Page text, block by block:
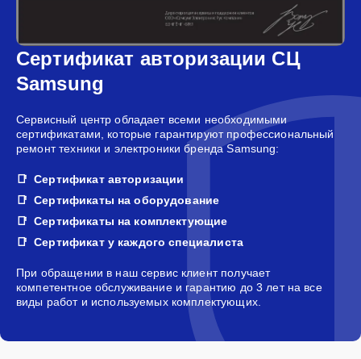
Сертификат авторизации СЦ
Samsung
Сервисный центр обладает всеми необходимыми
сертификатами, которые гарантируют профессиональный
ремонт техники и электроники бренда Samsung:
Сертификат авторизации
Сертификаты на оборудование
Сертификаты на комплектующие
Сертификат у каждого специалиста
При обращении в наш сервис клиент получает
компетентное обслуживание и гарантию до 3 лет на все
виды работ и используемых комплектующих.